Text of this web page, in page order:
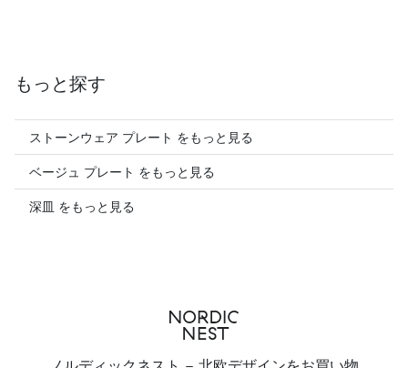
もっと探す
ストーンウェア プレート をもっと見る
ベージュ プレート をもっと見る
深皿 をもっと見る